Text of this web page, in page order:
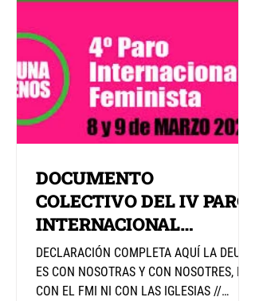
DOCUMENTO
COLECTIVO DEL IV PARO
INTERNACIONAL
FEMINISTA 8-9M 2020
DECLARACIÓN COMPLETA AQUÍ LA DEUDA
ES CON NOSOTRAS Y CON NOSOTRES, NI
CON EL FMI NI CON LAS IGLESIAS //